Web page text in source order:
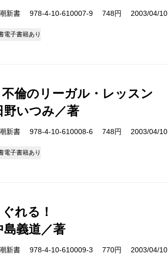
新書 978-4-10-610007-9 748円 2003/04/10
電子書籍あり
不倫のリーガル・レッスン
野いつみ／著
新書 978-4-10-610008-6 748円 2003/04/10
電子書籍あり
ぐれる！
島義道／著
新書 978-4-10-610009-3 770円 2003/04/10